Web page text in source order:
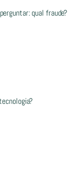
qual fraude?